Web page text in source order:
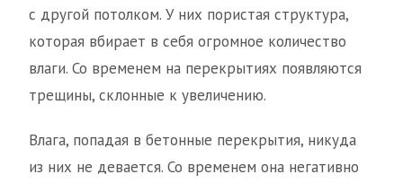
с другой потолком. У них пористая структура,
которая вбирает в себя огромное количество
влаги. Со временем на перекрытиях появляются
трещины, склонные к увеличению.
Влага, попадая в бетонные перекрытия, никуда
из них не девается. Со временем она негативно